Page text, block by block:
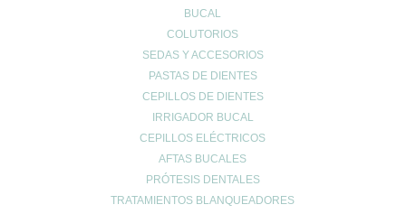
BUCAL
COLUTORIOS
SEDAS Y ACCESORIOS
PASTAS DE DIENTES
CEPILLOS DE DIENTES
IRRIGADOR BUCAL
CEPILLOS ELÉCTRICOS
AFTAS BUCALES
PRÓTESIS DENTALES
TRATAMIENTOS BLANQUEADORES